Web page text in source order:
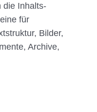
die Inhalts-
für
Bilder,
Archive,